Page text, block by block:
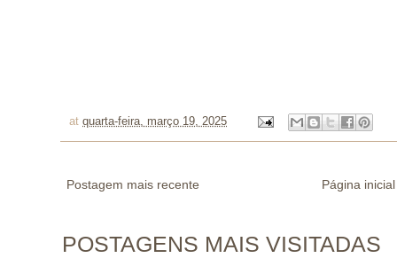
at quarta-feira, março 19, 2025
Postagem mais recente Página inicial
POSTAGENS MAIS VISITADAS